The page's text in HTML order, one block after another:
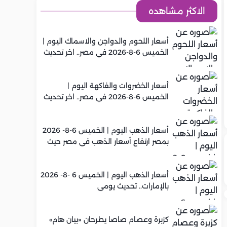
الاكثر مشاهده
أسعار اللحوم والدواجن والاسماك اليوم |
الخميس 6-8-2026 في مصر.. اخر تحديث
أسعار الخضروات والفاكهة اليوم |
الخميس 6-8-2026 في مصر.. اخر تحديث
أسعار الذهب اليوم | الخميس 6-8- 2026
بمصر ارتفاع أسعار الذهب في مصر حيث
أسعار الذهب اليوم | الخميس 6 -8- 2026
بالإمارات.. تحديث يومي
كزبرة وعصام صاصا يطرحان «بيان هام»